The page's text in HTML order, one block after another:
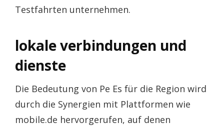
Testfahrten unternehmen.
lokale verbindungen und
dienste
Die Bedeutung von Pe Es für die Region wird
durch die Synergien mit Plattformen wie
mobile.de hervorgerufen, auf denen